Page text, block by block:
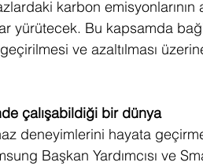
karbon emisyonlarının
yürütecek. Bu kapsamda
ve azaltılması
çalışabildiği bir dünya
deneyimlerini hayata
Başkan Yardımcısı ve